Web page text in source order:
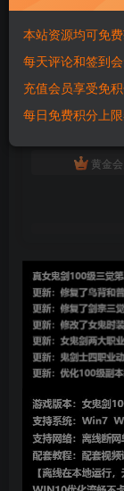
此内容为付费资源
黄金
付费资源
本站资源均可免
每天评论和签到
充值会员享受免
每日免费积分上